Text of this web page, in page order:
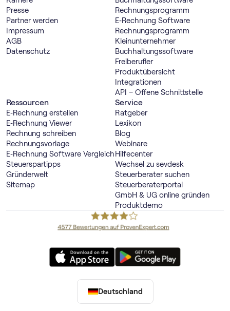
Presse
Partner werden
Impressum
AGB
Datenschutz
Rechnungs­programm
E‑Rechnung Software
Rechnungs­programm
Kleinunternehmer
Buch­haltungs­software
Freiberufler
Produktübersicht
Integrationen
API – Offene Schnittstelle
Ressourcen
E‑Rechnung erstellen
E‑Rechnung Viewer
Rechnung schreiben
Rechnungsvorlage
E‑Rechnung Software Vergleich
Steuerspartipps
Gründerwelt
Sitemap
Service
Ratgeber
Lexikon
Blog
Webinare
Hilfecenter
Wechsel zu sevdesk
Steuerberater suchen
Steuerberaterportal
GmbH & UG online gründen
Produktdemo
Deutschland